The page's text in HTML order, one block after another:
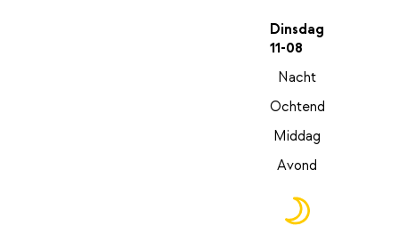
Dinsdag
11-08
Nacht
Ochtend
Middag
Avond